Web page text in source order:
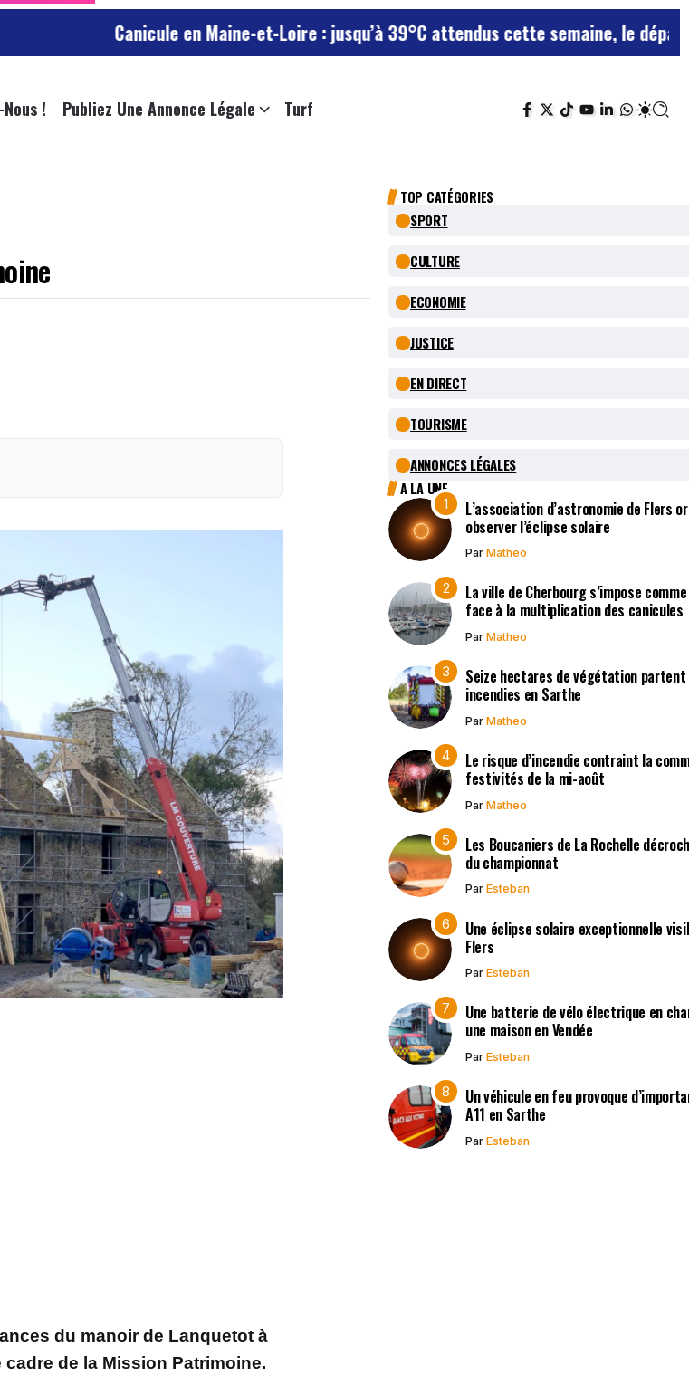
Canicule en Maine-et-Loire : jusqu’à 39°C attendus cette semaine, le département
! Publiez Une Annonce Légale Turf
du manoir de Lanquetot à
de la Mission Patrimoine.
TOP CATÉGORIES
SPORT
CULTURE
ECONOMIE
JUSTICE
EN DIRECT
TOURISME
ANNONCES LÉGALES
A LA UNE
L’association d’astronomie de Flers
observer l’éclipse solaire
Par Matheo
La ville de Cherbourg s’impose
face à la multiplication des canicules
Par Matheo
Seize hectares de végétation
incendies en Sarthe
Par Matheo
Le risque d’incendie contraint la
festivités de la mi-août
Par Matheo
Les Boucaniers de La Rochelle
du championnat
Par Esteban
Une éclipse solaire exceptionnelle
Flers
Par Esteban
Une batterie de vélo électrique en
une maison en Vendée
Par Esteban
Un véhicule en feu provoque
A11 en Sarthe
Par Esteban